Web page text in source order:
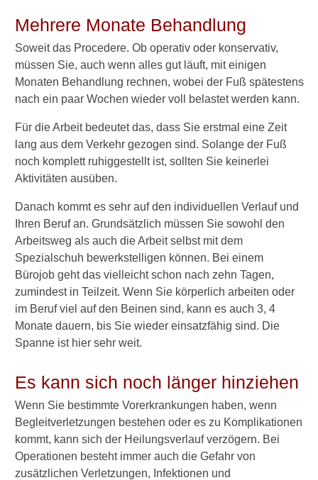
Mehrere Monate Behandlung
Soweit das Procedere. Ob operativ oder konservativ,
müssen Sie, auch wenn alles gut läuft, mit einigen
Monaten Behandlung rechnen, wobei der Fuß spätestens
nach ein paar Wochen wieder voll belastet werden kann.
Für die Arbeit bedeutet das, dass Sie erstmal eine Zeit
lang aus dem Verkehr gezogen sind. Solange der Fuß
noch komplett ruhiggestellt ist, sollten Sie keinerlei
Aktivitäten ausüben.
Danach kommt es sehr auf den individuellen Verlauf und
Ihren Beruf an. Grundsätzlich müssen Sie sowohl den
Arbeitsweg als auch die Arbeit selbst mit dem
Spezialschuh bewerkstelligen können. Bei einem
Bürojob geht das vielleicht schon nach zehn Tagen,
zumindest in Teilzeit. Wenn Sie körperlich arbeiten oder
im Beruf viel auf den Beinen sind, kann es auch 3, 4
Monate dauern, bis Sie wieder einsatzfähig sind. Die
Spanne ist hier sehr weit.
Es kann sich noch länger hinziehen
Wenn Sie bestimmte Vorerkrankungen haben, wenn
Begleitverletzungen bestehen oder es zu Komplikationen
kommt, kann sich der Heilungsverlauf verzögern. Bei
Operationen besteht immer auch die Gefahr von
zusätzlichen Verletzungen, Infektionen und
►
Diagnostik
&
Laborwerte
►
Therapieverfahren
Medikamente
►
Gesundheitsthemen